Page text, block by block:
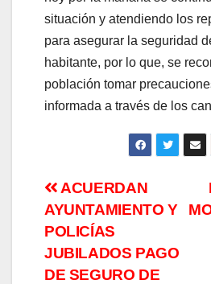
situación y atendiendo los
para asegurar la seguridad
habitante, por lo que, se
población tomar
informada a través de los
Navegación
de
entradas
ACUERDAN
AYUNTAMIENTO Y
POLICÍAS
JUBILADOS PAGO
DE SEGURO DE